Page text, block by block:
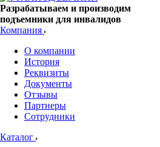
Разрабатываем и производим
подъемники для инвалидов
Компания
О компании
История
Реквизиты
Документы
Отзывы
Партнеры
Сотрудники
Каталог